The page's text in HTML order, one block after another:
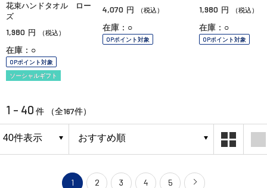
花束ハンドタオル ロー
ズ
1,980 円 （税込）
在庫：○
OPポイント対象
ソーシャルギフト
4,070 円 （税込）
在庫：○
OPポイント対象
1,980 円 （税込）
在庫：○
OPポイント対象
1 - 40 件 （全167件）
1 2 3 4 5